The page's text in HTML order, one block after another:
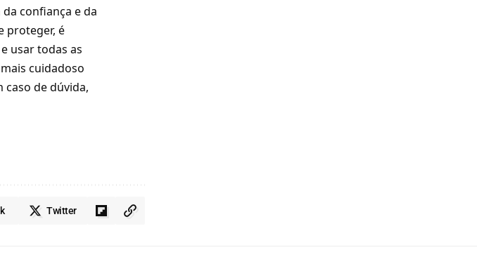
confiança e da
proteger, é
usar todas as
cuidadoso
caso de dúvida,
Twitter